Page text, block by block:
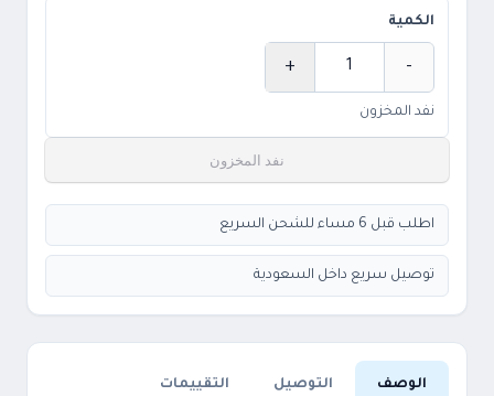
الكمية
-
+
نفد المخزون
نفد المخزون
اطلب قبل 6 مساء للشحن السريع
توصيل سريع داخل السعودية
الوصف التوصيل التقييمات